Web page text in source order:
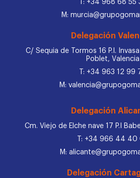
T: +34 968 68 55
M:
Delegación
C/ Sequia de Tormos 16 P.I.
Poblet, Valencia
T: +34 963 12 99
M:
Delegación
Cm. Viejo de Elche nave 17 P.I
T: +34 966 44 40
M:
Delegación